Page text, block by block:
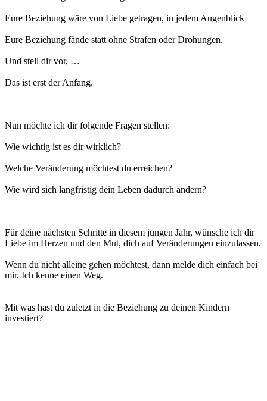
Eure Beziehung wäre von Liebe getragen, in jedem Augenblick
Eure Beziehung fände statt ohne Strafen oder Drohungen.
Und stell dir vor, …
Das ist erst der Anfang.
Nun möchte ich dir folgende Fragen stellen:
Wie wichtig ist es dir wirklich?
Welche Veränderung möchtest du erreichen?
Wie wird sich langfristig dein Leben dadurch ändern?
Für deine nächsten Schritte in diesem jungen Jahr, wünsche ich dir
Liebe im Herzen und den Mut, dich auf Veränderungen einzulassen.
Wenn du nicht alleine gehen möchtest, dann melde dich einfach bei
mir. Ich kenne einen Weg.
Mit was hast du zuletzt in die Beziehung zu deinen Kindern
investiert?